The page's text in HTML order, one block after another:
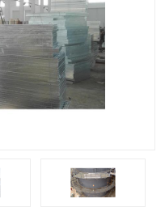
钢格板
复合钢格板
插接钢格板